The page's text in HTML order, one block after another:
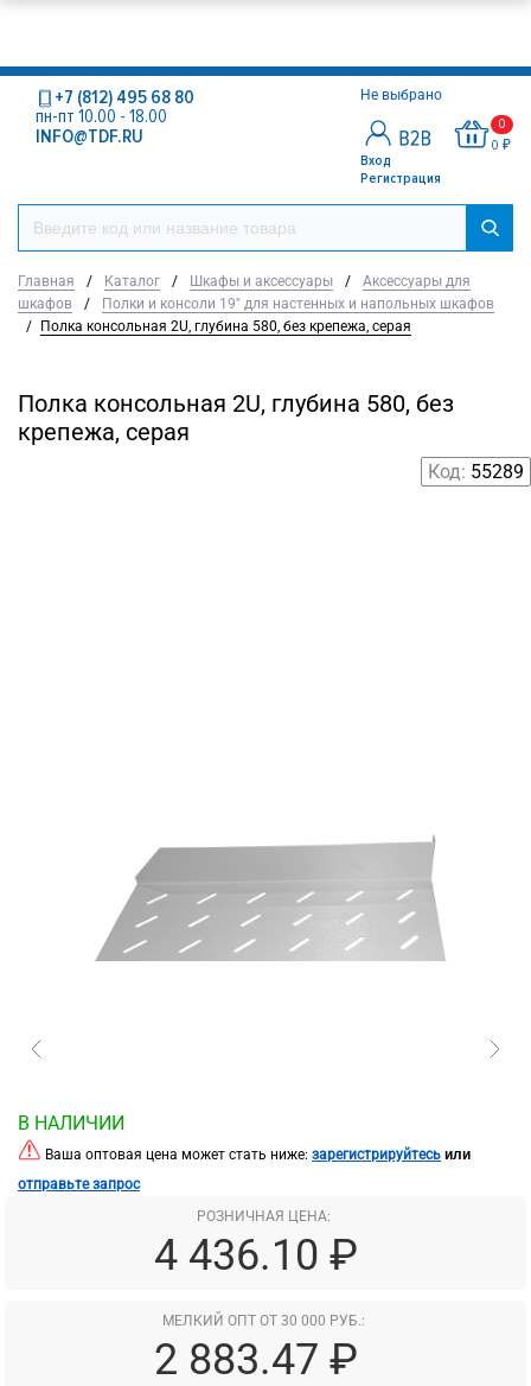
Не выбрано
Вход
Регистрация
0
0 ₽
+7 (812) 495 68 80
пн-пт 10.00 - 18.00
INFO@TDF.RU
Главная / Каталог / Шкафы и аксессуары /
Аксессуары для
шкафов
/
Полки и консоли 19" для настенных и напольных шкафов
/
Полка консольная 2U, глубина 580, без крепежа, серая
Полка консольная 2U, глубина 580, без
крепежа, серая
Код: 55289
В НАЛИЧИИ
Ваша оптовая цена может стать ниже: зарегистрируйтесь или
отправьте запрос
РОЗНИЧНАЯ ЦЕНА:
4 436.10 ₽
МЕЛКИЙ ОПТ ОТ 30 000 РУБ.:
2 883.47 ₽